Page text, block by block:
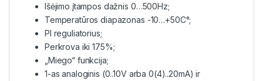
Išėjimo įtampos dažnis 0…500Hz;
Temperatūros diapazonas -10…+50C°;
PI reguliatorius;
Perkrova iki 175%;
„Miego“ funkcija;
1-as analoginis (0..10V arba 0(4)..20mA) ir